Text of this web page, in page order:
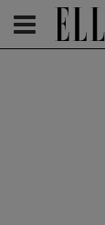
HOMEPAGE /